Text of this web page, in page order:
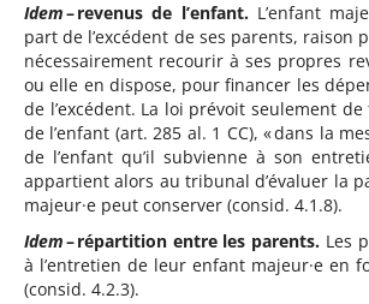
Idem– revenus de l’enfant. L’enfant
part de l’excédent de ses parents,
nécessairement recourir à ses propres
ou elle en dispose, pour financer les
de l’excédent. La loi prévoit seulement
de l’enfant (art. 285 al. 1 CC), « dans la
de l’enfant qu’il subvienne à son
appartient alors au tribunal d’évaluer la
majeur·e peut conserver (consid. 4.1.8).
Idem– répartition entre les parents. Les
à l’entretien de leur enfant majeur·e en
(consid. 4.2.3).